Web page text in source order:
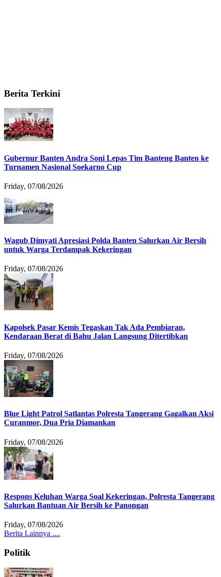
Berita Terkini
Gubernur Banten Andra Soni Lepas Tim Banteng Banten ke
Turnamen Nasional Soekarno Cup
Friday, 07/08/2026
Wagub Dimyati Apresiasi Polda Banten Salurkan Air Bersih
untuk Warga Terdampak Kekeringan
Friday, 07/08/2026
Kapolsek Pasar Kemis Tegaskan Tak Ada Pembiaran,
Kendaraan Berat di Bahu Jalan Langsung Ditertibkan
Friday, 07/08/2026
Blue Light Patrol Satlantas Polresta Tangerang Gagalkan Aksi
Curanmor, Dua Pria Diamankan
Friday, 07/08/2026
Respons Keluhan Warga Soal Kekeringan, Polresta Tangerang
Salurkan Bantuan Air Bersih ke Panongan
Friday, 07/08/2026
Berita Lainnya ....
Politik